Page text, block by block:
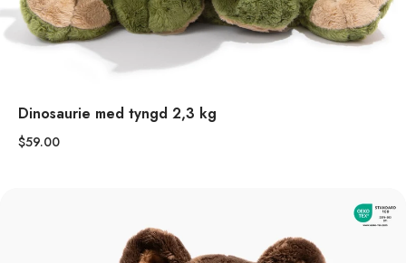
Dinosaurie med tyngd 2,3 kg
$59.00